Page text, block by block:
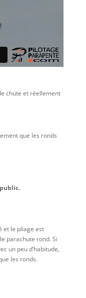
chute et réellement
que les ronds
et le pliage est
parachute rond. Si
un peu d’habitude,
les ronds.